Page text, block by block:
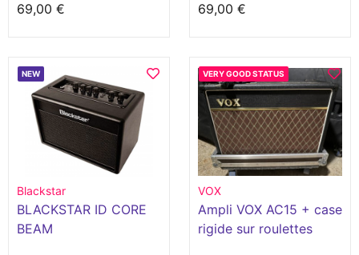
69,00 € 69,00 €
NEW
Blackstar
BLACKSTAR ID CORE
BEAM
VERY GOOD STATUS
VOX
Ampli VOX AC15 + case
rigide sur roulettes